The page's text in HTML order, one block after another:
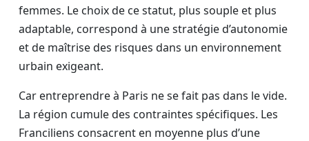
femmes. Le choix de ce statut, plus souple et plus
adaptable, correspond à une stratégie d’autonomie
et de maîtrise des risques dans un environnement
urbain exigeant.
Car entreprendre à Paris ne se fait pas dans le vide.
La région cumule des contraintes spécifiques. Les
Franciliens consacrent en moyenne plus d’une